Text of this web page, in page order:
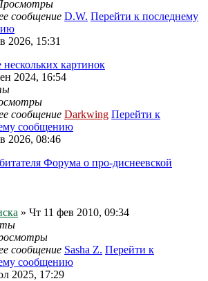
сообщение D.W. Перейти к последнему
2026, 15:31
картинок
2024, 16:54
сообщение Darkwing Перейти к
сообщению
2026, 08:46
Форума о про-диснеевской
» Чт 11 фев 2010, 09:34
сообщение Sasha Z. Перейти к
сообщению
2025, 17:29